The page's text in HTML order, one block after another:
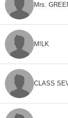
Mrs.
M!LK
CLASS